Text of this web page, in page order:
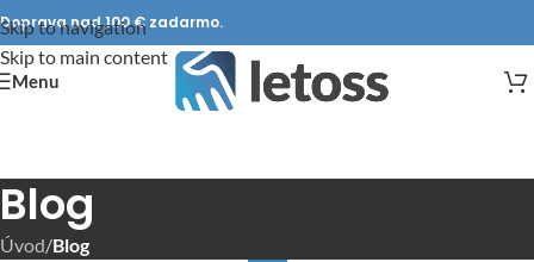
Skip to navigation
Skip to main content
Doprava nad 100 € zadarmo.
Menu
Blog
Úvod/Blog